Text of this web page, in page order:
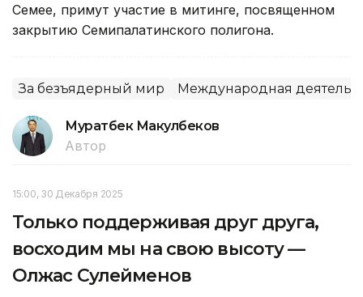
Семее, примут участие в митинге, посвященном
закрытию Семипалатинского полигона.
За безъядерный мир Международная
Муратбек Макулбеков
Автор
15:00, 30 Декабря 2025
Только поддерживая друг друга,
восходим мы на свою высоту —
Олжас Сулейменов